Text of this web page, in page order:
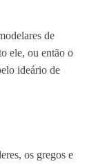
de
ele, ou então o
ideário de
os gregos e